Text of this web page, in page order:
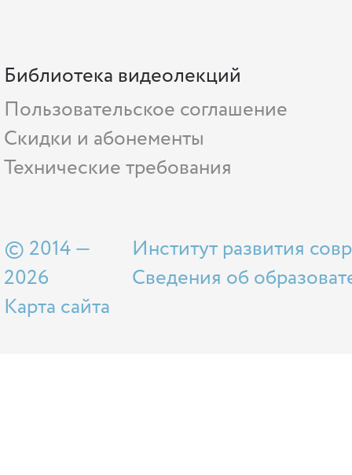
Библиотека видеолекций
Пользовательское соглашение
Скидки и абонементы
Технические требования
© 2014 —
2026
Карта сайта
Институт развития
Сведения об